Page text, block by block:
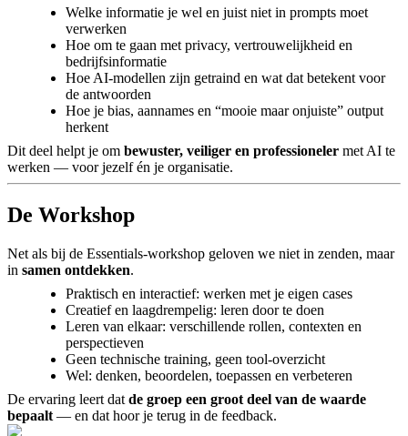
Welke informatie je wel en juist niet in prompts moet
verwerken
Hoe om te gaan met privacy, vertrouwelijkheid en
bedrijfsinformatie
Hoe AI-modellen zijn getraind en wat dat betekent voor
de antwoorden
Hoe je bias, aannames en “mooie maar onjuiste” output
herkent
Dit deel helpt je om bewuster, veiliger en professioneler met AI te
werken — voor jezelf én je organisatie.
De Workshop
Net als bij de Essentials-workshop geloven we niet in zenden, maar
in samen ontdekken.
Praktisch en interactief: werken met je eigen cases
Creatief en laagdrempelig: leren door te doen
Leren van elkaar: verschillende rollen, contexten en
perspectieven
Geen technische training, geen tool-overzicht
Wel: denken, beoordelen, toepassen en verbeteren
De ervaring leert dat de groep een groot deel van de waarde
bepaalt — en dat hoor je terug in de feedback.